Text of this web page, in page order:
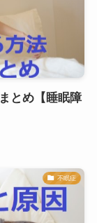
とめ【睡眠障
不眠症